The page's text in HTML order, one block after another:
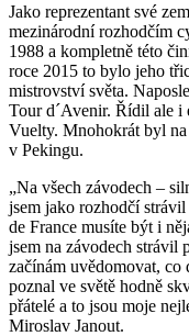
Jako reprezentant své
mezinárodní rozhodčím
1988 a kompletně této
roce 2015 to bylo jeho
mistrovství světa.
Tour d´Avenir. Řídil ale i
Vuelty. Mnohokrát byl
v Pekingu.
„Na všech závodech –
jsem jako rozhodčí
de France musíte být i
jsem na závodech strávil
začínám uvědomovat, co
poznal ve světě hodně
přátelé a to jsou moje
Miroslav Janout.